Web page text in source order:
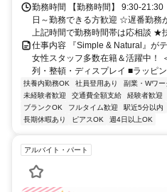
勤務時間 【勤務時間】 9:30-
日～勤務できる方歓迎 ☆遅番勤
上記時間で勤務時間帯は応相談 ★
仕事内容 『Simple & Natural』が
女性スタッフ多数在籍＆活躍中！
列・整頓・ディスプレイ ■ラッピン
扶養内勤務OK 社員登用あり 副業・Wワー
未経験者歓迎
交通費全額支給 経験者歓迎
ブランクOK
フルタイム歓迎 駅近5分以内
長期休暇あり
ピアスOK 週4日以上OK
アルバイト・パート